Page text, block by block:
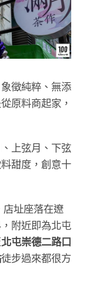
徵純粹、無添
原料商起家，
上弦月、下弦
甜度，創意十
店址座落在遼
附近即為北屯
北屯崇德二路口
徒步過來都很方